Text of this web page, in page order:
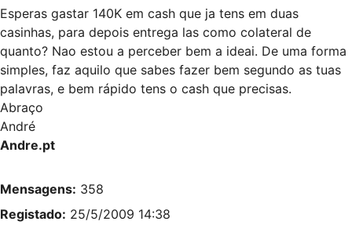
Esperas gastar 140K em cash que ja tens em duas
casinhas, para depois entrega las como colateral de
quanto? Nao estou a perceber bem a ideai. De uma forma
simples, faz aquilo que sabes fazer bem segundo as tuas
palavras, e bem rápido tens o cash que precisas.
Abraço
André
Andre.pt
Mensagens: 358
Registado: 25/5/2009 14:38